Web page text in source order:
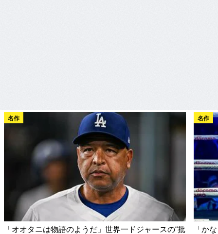
名作
「オオタニは物語のようだ」世界一ドジャースの“批
名作
「か